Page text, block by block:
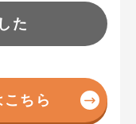
た
ちら